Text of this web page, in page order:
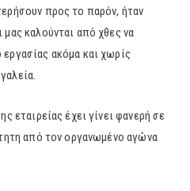
προς το παρόν, ήταν
καλούνται από χθες να
ακόμα και χωρίς
εταιρείας έχει γίνει φανερή σε
από τον οργανωμένο αγώνα